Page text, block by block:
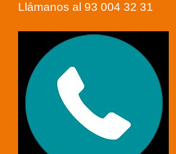
Llámanos al 93 004 32 31